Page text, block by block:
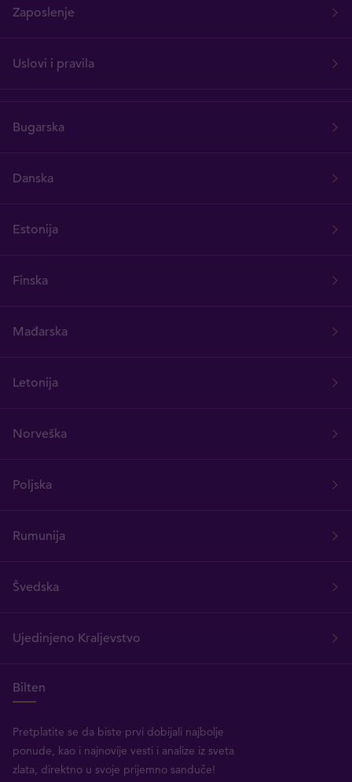
Zaposlenje
Uslovi i pravila
Bugarska
Danska
Estonija
Finska
Mađarska
Letonija
Norveška
Poljska
Rumunija
Švedska
Ujedinjeno Kraljevstvo
Bilten
Pretplatite se da biste prvi dobijali najbolje
ponude, kao i najnovije vesti i analize iz sveta
zlata, direktno u svoje prijemno sanduče!